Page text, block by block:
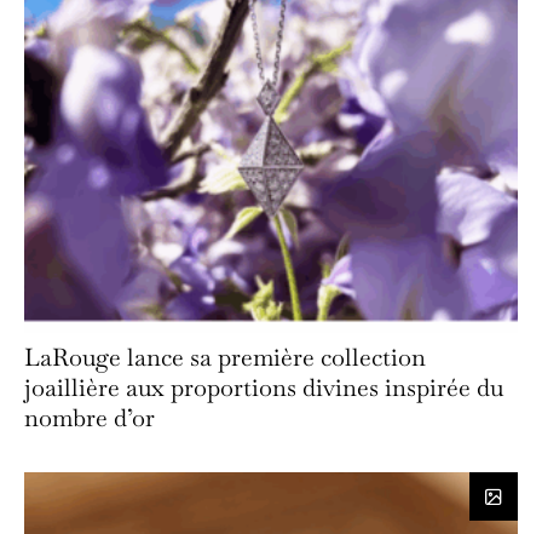
LaRouge lance sa première collection
joaillière aux proportions divines inspirée du
nombre d’or